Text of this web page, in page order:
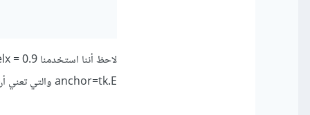
anchor=tk.E والتي تعني أن يحافظ على المسافة اليمنى لأن E تعني الشرق أي اليمين.